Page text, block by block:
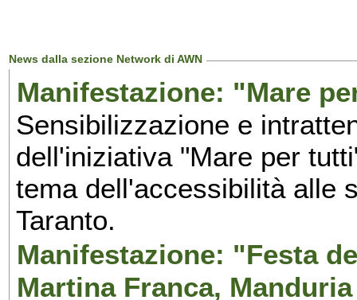
News dalla sezione Network di AWN
Manifestazione: "Mare
Sensibilizzazione e
dell'iniziativa "Mare per
tema dell'accessibilità alle
Taranto.
Manifestazione: "Festa
Martina Franca,